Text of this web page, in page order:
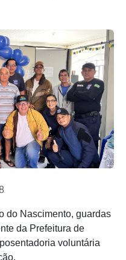
do Nascimento, guardas
da Prefeitura de
voluntária